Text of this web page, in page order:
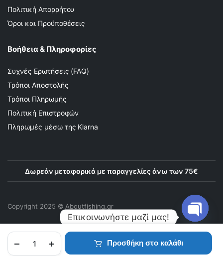
Προσθήκη στο καλάθι
Πολιτική Απορρήτου
Όροι και Προϋποθέσεις
Βοήθεια & Πληροφορίες
Συχνές Ερωτήσεις (FAQ)
Τρόποι Αποστολής
Τρόποι Πληρωμής
Πολιτική Επιστροφών
Πληρωμές μέσω της Klarna
Δωρεάν μεταφορικά με παραγγελίες άνω των 75€
Copyright 2025 © Αboutfishing.gr
ΑΡΧΙΚΉ ΠΡΟΪΌΝΤΑ ΑΓΑΠΗΜΈΝΑ ΛΟΓΑΡΙΑΣΜΌΣ
Επικοινωνήστε μαζί μας!